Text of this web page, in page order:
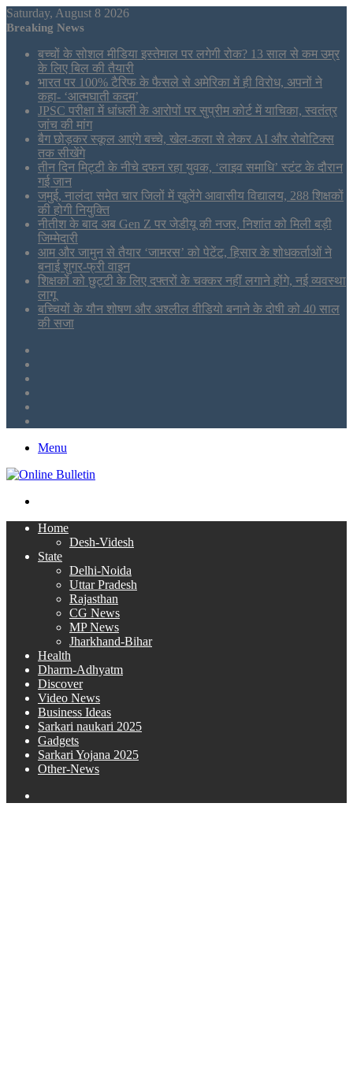
Saturday, August 8 2026
Breaking News
बच्चों के सोशल मीडिया इस्तेमाल पर लगेगी रोक? 13 साल से कम उम्र
के लिए बिल की तैयारी
भारत पर 100% टैरिफ के फैसले से अमेरिका में ही विरोध, अपनों ने
कहा- ‘आत्मघाती कदम’
JPSC परीक्षा में धांधली के आरोपों पर सुप्रीम कोर्ट में याचिका, स्वतंत्र
जांच की मांग
बैग छोड़कर स्कूल आएंगे बच्चे, खेल-कला से लेकर AI और रोबोटिक्स
तक सीखेंगे
तीन दिन मिट्टी के नीचे दफन रहा युवक, ‘लाइव समाधि’ स्टंट के दौरान
गई जान
जमुई, नालंदा समेत चार जिलों में खुलेंगे आवासीय विद्यालय, 288 शिक्षकों
की होगी नियुक्ति
नीतीश के बाद अब Gen Z पर जेडीयू की नजर, निशांत को मिली बड़ी
जिम्मेदारी
आम और जामुन से तैयार ‘जामरस’ को पेटेंट, हिसार के शोधकर्ताओं ने
बनाई शुगर-फ्री वाइन
शिक्षकों को छुट्टी के लिए दफ्तरों के चक्कर नहीं लगाने होंगे, नई व्यवस्था
लागू
बच्चियों के यौन शोषण और अश्लील वीडियो बनाने के दोषी को 40 साल
की सजा
Menu
Home
Desh-Videsh
State
Delhi-Noida
Uttar Pradesh
Rajasthan
CG News
MP News
Jharkhand-Bihar
Health
Dharm-Adhyatm
Discover
Video News
Business Ideas
Sarkari naukari 2025
Gadgets
Sarkari Yojana 2025
Other-News